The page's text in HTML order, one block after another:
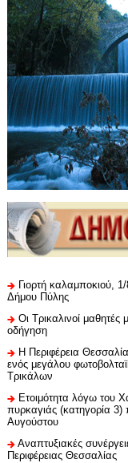
Γιορτή καλαμποκιού,
Δήμου Πύλης
Οι Τρικαλινοί
οδήγηση
H Περιφέρεια
ενός μεγάλου
Τρικάλων
Ετοιμότητα λόγω του
πυρκαγιάς (κατηγορία 3)
Αυγούστου
Αναπτυξιακές
Περιφέρειας Θεσσαλίας